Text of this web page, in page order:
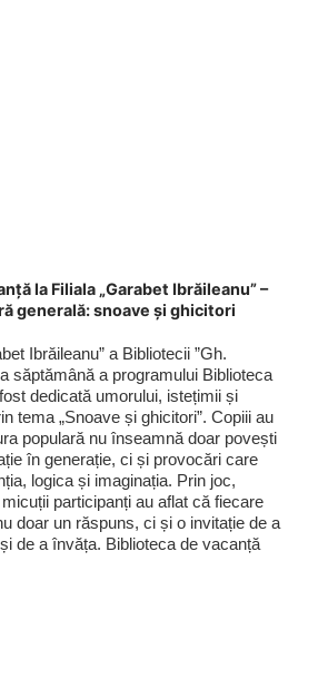
la Filiala „Garabet Ibrăileanu” –
generală: snoave și ghicitori
Ibrăileanu” a Bibliotecii ”Gh.
săptămână a programului Biblioteca
dedicată umorului, istețimii și
tema „Snoave și ghicitori”. Copiii au
populară nu înseamnă doar povești
în generație, ci și provocări care
logica și imaginația. Prin joc,
participanți au aflat că fiecare
doar un răspuns, ci și o invitație de a
de a învăța. Biblioteca de vacanță